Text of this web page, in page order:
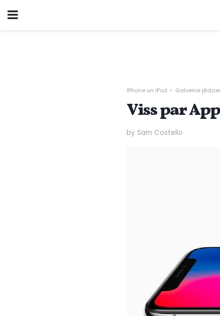
IPhone un iPod Galvenie
Viss par
by Sam Costello